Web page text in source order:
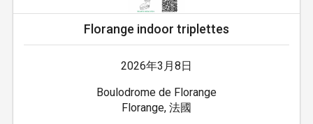
Florange indoor triplettes
2026年3月8日
Boulodrome de Florange
Florange, 法國